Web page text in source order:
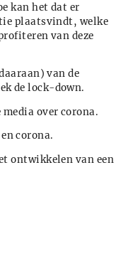
kan het dat er
plaatsvindt, welke
van deze
van de
de lock-down.
over corona.
corona.
ontwikkelen van een